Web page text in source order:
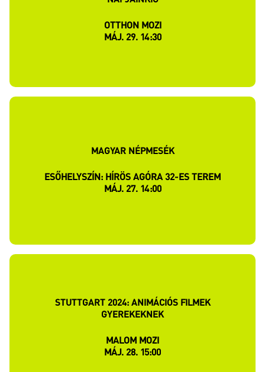
OTTHON MOZI
MÁJ. 29. 14:30
MAGYAR NÉPMESÉK
ESŐHELYSZÍN: HÍRÖS AGÓRA 32-ES TEREM
MÁJ. 27. 14:00
STUTTGART 2024: ANIMÁCIÓS FILMEK
GYEREKEKNEK
MALOM MOZI
MÁJ. 28. 15:00